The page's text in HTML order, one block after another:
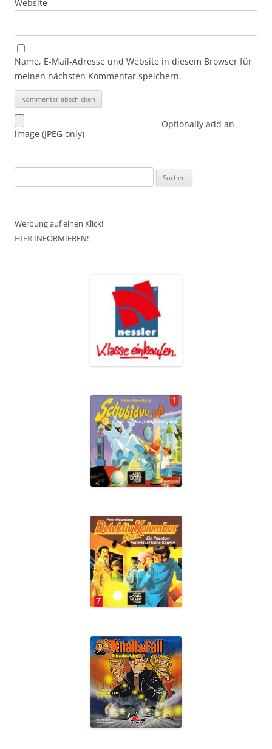
Website
Name, E-Mail-Adresse und Website in diesem Browser für
meinen nächsten Kommentar speichern.
Optionally add an
image (JPEG only)
nach:
Werbung auf einen Klick!
HIER INFORMIEREN!